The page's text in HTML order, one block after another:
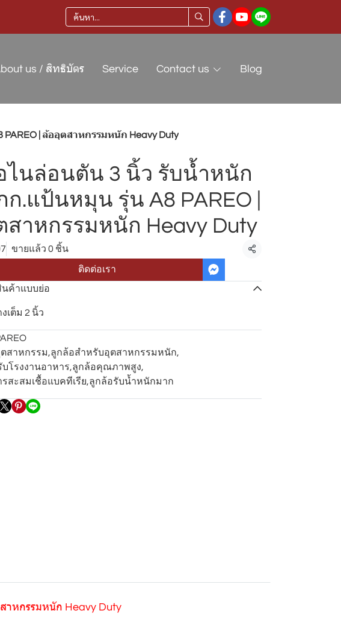
us / สิทธิบัตร Service Contact us Blog
| ล้ออุตสาหกรรมหนัก Heavy Duty
ไนล่อนตัน 3 นิ้ว รับน้ำหนัก
ก.แป้นหมุน รุ่น A8 PAREO |
สาหกรรมหนัก Heavy Duty
ขายแล้ว 0 ชิ้น
แชร์
ติดต่อเรา
ค้าแบบย่อ
เต็ม 2 นิ้ว
สาหกรรม,ลูกล้อสำหรับอุตสาหกรรมหนัก,
โรงงานอาหาร,ลูกล้อคุณภาพสูง,
สะสมเชื้อแบคทีเรีย,ลูกล้อรับน้ำหนักมาก
าหกรรมหนัก Heavy Duty